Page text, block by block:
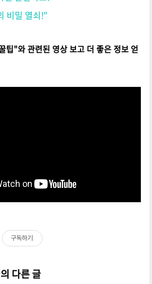
비밀 열쇠!"
팁"와 관련된 영상 보고 더 좋은 정보 얻
구독하기
다른 글